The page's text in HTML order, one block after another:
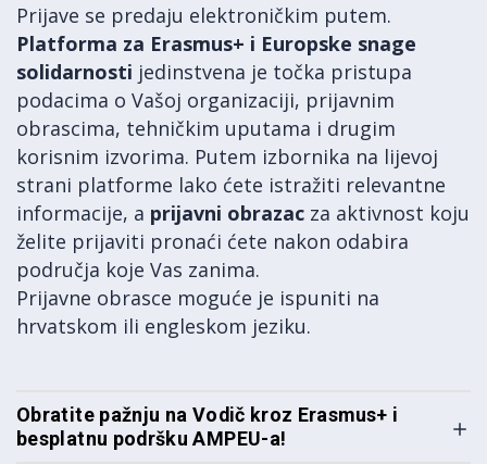
Prijave se predaju elektroničkim putem.
Platforma za Erasmus+ i Europske snage
solidarnosti jedinstvena je točka pristupa
podacima o Vašoj organizaciji, prijavnim
obrascima, tehničkim uputama i drugim
korisnim izvorima. Putem izbornika na lijevoj
strani platforme lako ćete istražiti relevantne
informacije, a prijavni obrazac za aktivnost koju
želite prijaviti pronaći ćete nakon odabira
područja koje Vas zanima.
Prijavne obrasce moguće je ispuniti na
hrvatskom ili engleskom jeziku.
Obratite pažnju na Vodič kroz Erasmus+ i
besplatnu podršku AMPEU-a!